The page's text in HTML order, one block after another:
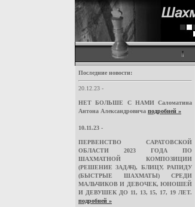
Последние новости:
20.12.23 -
НЕТ БОЛЬШЕ С НАМИ Саломатина
Антона Александровича подробней »
10.11.23 -
ПЕРВЕНСТВО САРАТОВСКОЙ
ОБЛАСТИ 2023 ГОДА ПО
ШАХМАТНОЙ КОМПОЗИЦИИ
(РЕШЕНИЕ ЗАДАЧ), БЛИЦУ, РАПИДУ
(БЫСТРЫЕ ШАХМАТЫ) СРЕДИ
МАЛЬЧИКОВ И ДЕВОЧЕК, ЮНОШЕЙ
И ДЕВУШЕК ДО 11, 13, 15, 17, 19 ЛЕТ.
подробней »